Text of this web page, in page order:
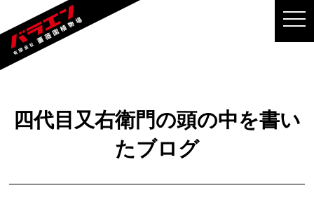
四代目又右衛門の頭の中を書い
たブログ